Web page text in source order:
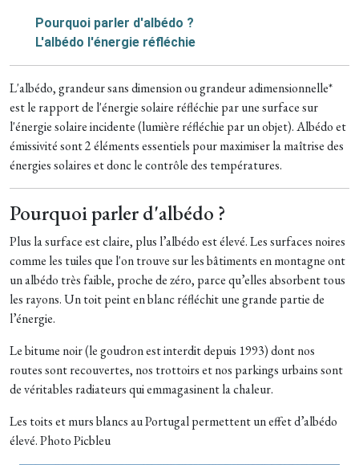
Pourquoi parler d'albédo ?
L'albédo l'énergie réfléchie
L'albédo, grandeur sans dimension ou grandeur adimensionnelle*
est le rapport de l'énergie solaire réfléchie par une surface sur
l'énergie solaire incidente (lumière réfléchie par un objet). Albédo et
émissivité sont 2 éléments essentiels pour maximiser la maîtrise des
énergies solaires et donc le contrôle des températures.
Pourquoi parler d'albédo ?
Plus la surface est claire, plus l’albédo est élevé. Les surfaces noires
comme les tuiles que l'on trouve sur les bâtiments en montagne ont
un albédo très faible, proche de zéro, parce qu’elles absorbent tous
les rayons. Un toit peint en blanc réfléchit une grande partie de
l’énergie.
Le bitume noir (le goudron est interdit depuis 1993) dont nos
routes sont recouvertes, nos trottoirs et nos parkings urbains sont
de véritables radiateurs qui emmagasinent la chaleur.
Les toits et murs blancs au Portugal permettent un effet d’albédo
élevé. Photo Picbleu